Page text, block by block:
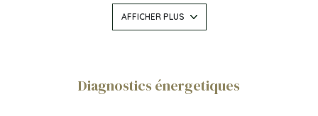
Estimation des coûts annuels d'énergie du logement : entre
949 € et 1.285 € (prix moyen des énergies indexés au 1er
janvier 2023) Les informations sur les risques auxquels ce bien
Les informations sur les risques auxquels ce bien est exposé
AFFICHER PLUS
Diagnostics énergetiques